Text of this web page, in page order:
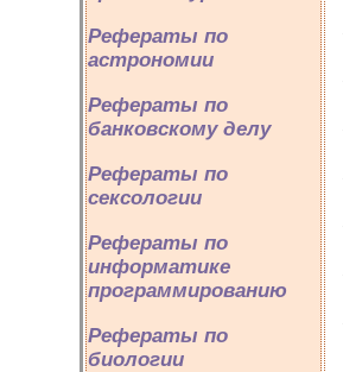
Рефераты по
астрономии
Рефераты по
банковскому делу
Рефераты по
сексологии
Рефераты по
информатике
программированию
Рефераты по
биологии